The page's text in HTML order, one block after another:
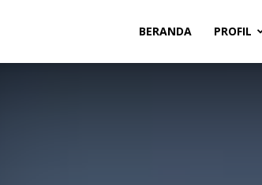
BERANDA PROFIL